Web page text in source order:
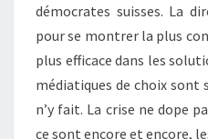
démocrates suisses. La
pour se montrer la plus
plus efficace dans les
médiatiques de choix sont
n’y fait. La crise ne dope
ce sont encore et encore,